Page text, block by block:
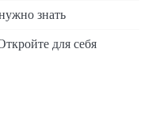
знать
для себя